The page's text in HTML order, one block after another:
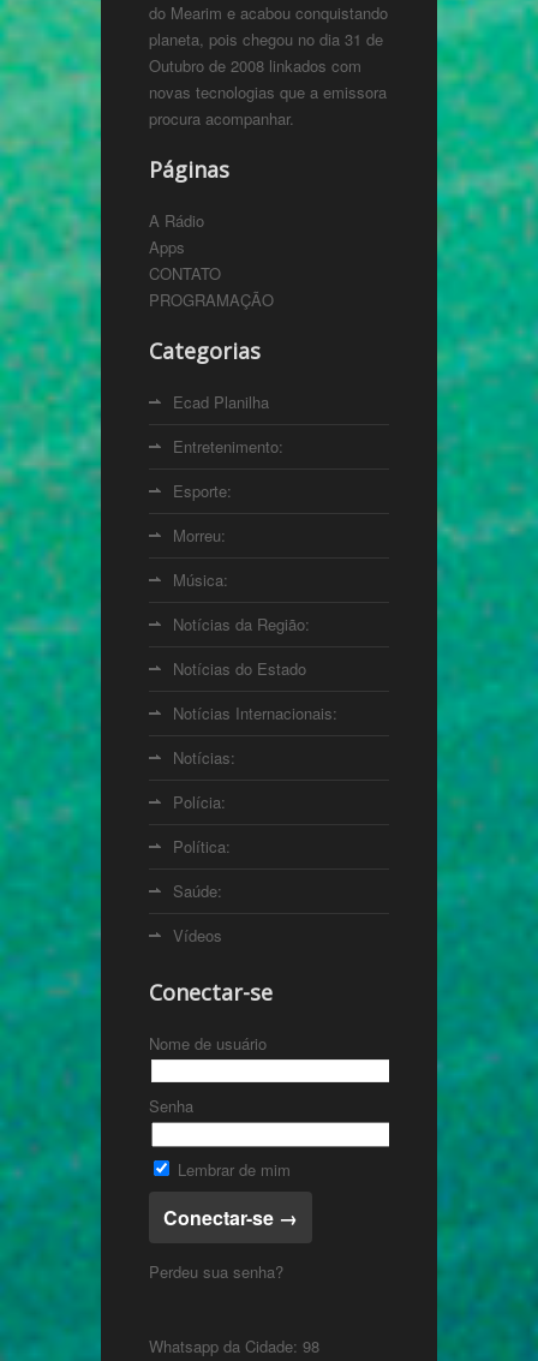
do Mearim e acabou conquistando o
planeta, pois chegou no dia 31 de
Outubro de 2008 linkados com
novas tecnologias que a emissora
procura acompanhar.
Páginas
A Rádio
Apps
CONTATO
PROGRAMAÇÃO
Categorias
Ecad Planilha
Entretenimento:
Esporte:
Morreu:
Música:
Notícias da Região:
Notícias do Estado
Notícias Internacionais:
Notícias:
Polícia:
Política:
Saúde:
Vídeos
Conectar-se
Nome de usuário
Senha
Lembrar de mim
Perdeu sua senha?
Whatsapp da Cidade: 98